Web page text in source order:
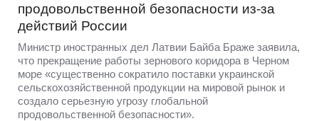
продовольственной безопасности из-за
действий России
Министр иностранных дел Латвии Байба Браже заявила,
что прекращение работы зернового коридора в Черном
море «существенно сократило поставки украинской
сельскохозяйственной продукции на мировой рынок и
создало серьезную угрозу глобальной
продовольственной безопасности».